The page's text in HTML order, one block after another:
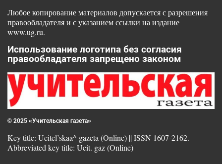
Любое копирование материалов допускается с разрешения
правообладателя и с указанием ссылки на издание
www.ug.ru.
Использование логотипа без согласия
правообладателя запрещено законом
© 2025 «Учительская газета»
Key title: Ucitel’skaa^ gazeta (Online) || ISSN 1607-2162.
Abbreviated key title: Ucit. gaz (Online)